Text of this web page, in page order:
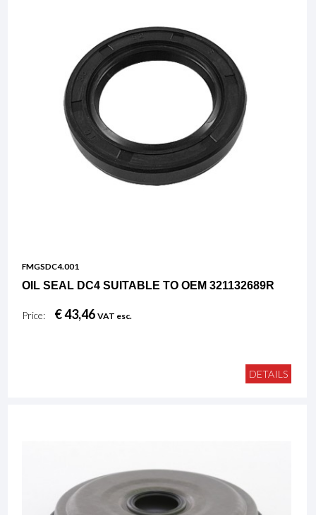
FMGSDC4.001
OIL SEAL DC4 SUITABLE TO OEM 321132689R
Price: € 43,46VAT esc.
DETAILS